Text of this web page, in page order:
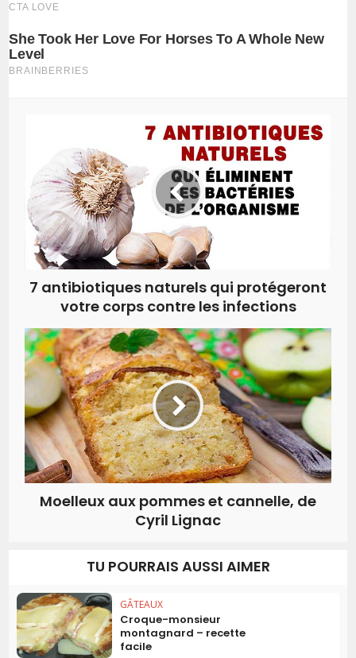
7 antibiotiques naturels qui protégeront
votre corps contre les infections
Moelleux aux pommes et cannelle, de
Cyril Lignac
TU POURRAIS AUSSI AIMER
GÂTEAUX
Croque-monsieur
montagnard – recette
facile